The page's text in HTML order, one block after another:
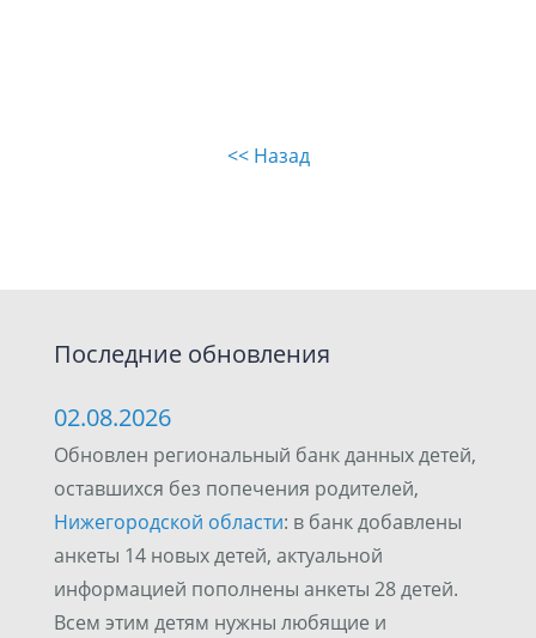
<< Назад
Последние обновления
02.08.2026
Обновлен региональный банк данных детей,
оставшихся без попечения родителей,
Нижегородской области: в банк добавлены
анкеты 14 новых детей, актуальной
информацией пополнены анкеты 28 детей.
Всем этим детям нужны любящие и